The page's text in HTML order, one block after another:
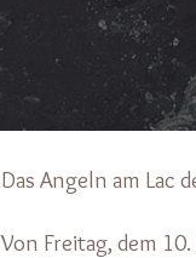
Das Angeln am Lac
Von Freitag, dem